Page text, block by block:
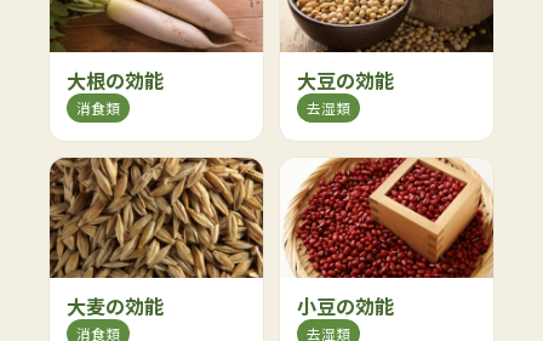
大根の効能
消食類
大豆の効能
去湿類
大麦の効能
消食類
小豆の効能
去湿類